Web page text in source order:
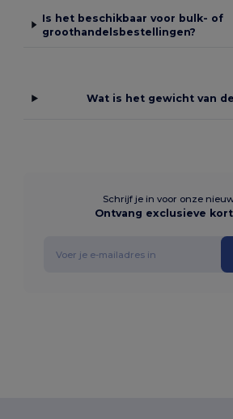
Is het beschikbaar voor bulk- of
groothandelsbestellingen?
Wat is het gewicht van
Schrijf je in voor onze
Ontvang exclusieve